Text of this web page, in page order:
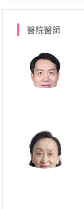
醫院醫師